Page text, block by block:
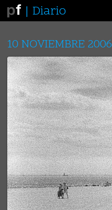
Diario
10 NOVIEMBRE 2006